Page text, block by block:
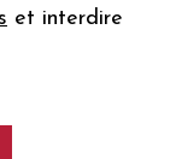
et interdire
la newsletter de la